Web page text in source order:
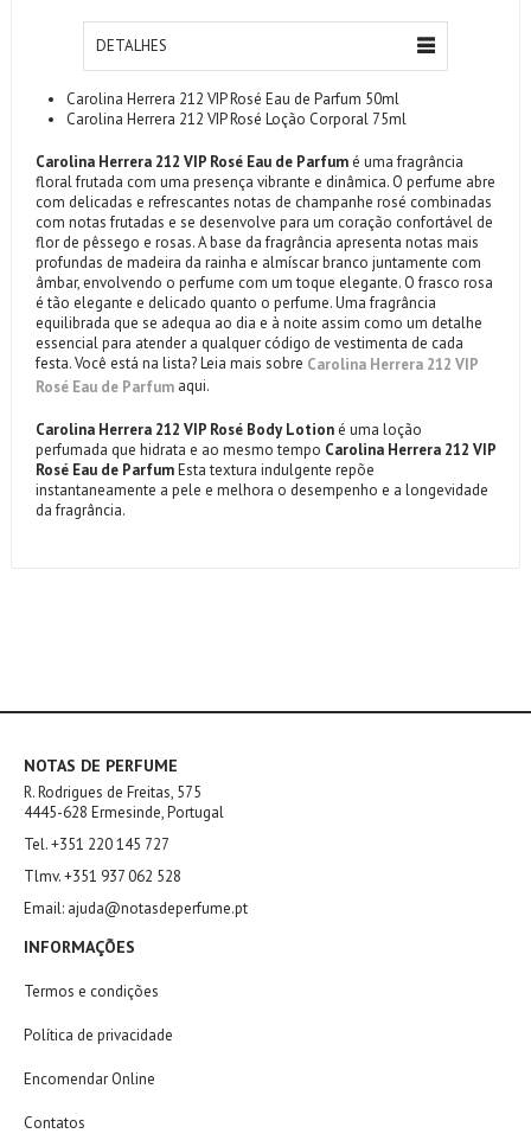
DETALHES
Carolina Herrera 212 VIP Rosé Eau de Parfum 50ml
Carolina Herrera 212 VIP Rosé Loção Corporal 75ml
Carolina Herrera 212 VIP Rosé Eau de Parfum é uma fragrância
floral frutada com uma presença vibrante e dinâmica. O perfume abre
com delicadas e refrescantes notas de champanhe rosé combinadas
com notas frutadas e se desenvolve para um coração confortável de
flor de pêssego e rosas. A base da fragrância apresenta notas mais
profundas de madeira da rainha e almíscar branco juntamente com
âmbar, envolvendo o perfume com um toque elegante. O frasco rosa
é tão elegante e delicado quanto o perfume. Uma fragrância
equilibrada que se adequa ao dia e à noite assim como um detalhe
essencial para atender a qualquer código de vestimenta de cada
festa. Você está na lista? Leia mais sobre Carolina Herrera 212 VIP
Rosé Eau de Parfum aqui.
Carolina Herrera 212 VIP Rosé Body Lotion é uma loção
perfumada que hidrata e ao mesmo tempo Carolina Herrera 212 VIP
Rosé Eau de ParfumEsta textura indulgente repõe
instantaneamente a pele e melhora o desempenho e a longevidade
da fragrância.
NOTAS DE PERFUME
R. Rodrigues de Freitas, 575
4445-628 Ermesinde, Portugal
Tel. +351 220 145 727
Tlmv. +351 937 062 528
Email: ajuda@notasdeperfume.pt
INFORMAÇÕES
Termos e condições
Política de privacidade
Encomendar Online
Contatos